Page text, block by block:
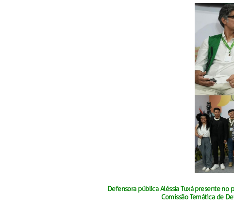
Defensora pública Aléssia Tuxá presente no
Comissão Temática de